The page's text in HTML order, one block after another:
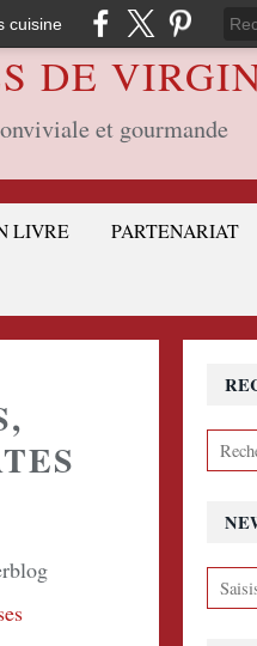
cuisine
DE
et gourmande
LIVRE PARTENARIAT